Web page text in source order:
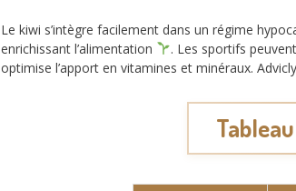
Le kiwi s’intègre facilement dans un régime
enrichissant l’alimentation
. Les sportifs
optimise l’apport en vitamines et minéraux.